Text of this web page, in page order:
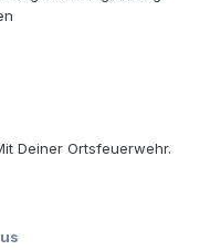
Deiner Ortsfeuerwehr.